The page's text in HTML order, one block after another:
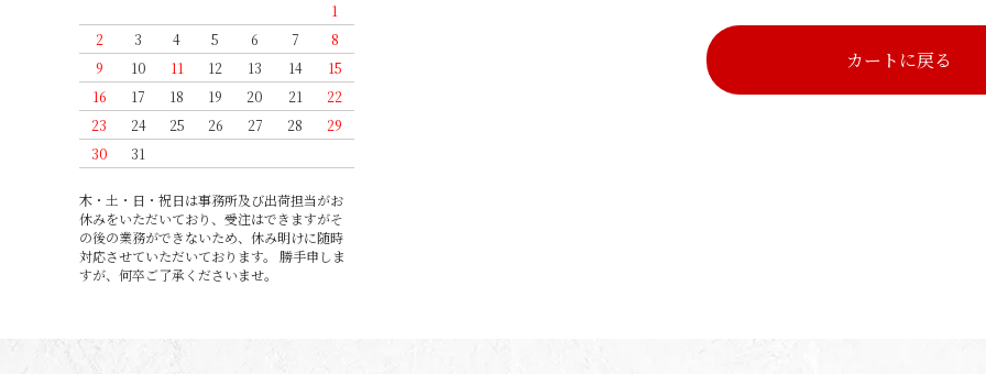
カートに戻る
1
2
3 4 5 6 7
8
9
10 11 12 13 14
15
16
17 18 19 20 21
22
23
24 25 26 27 28
29
30
31
木・土・日・祝日は事務所及び出荷担当がお
休みをいただいており、受注はできますがそ
の後の業務ができないため、休み明けに随時
対応させていただいております。 勝手申しま
すが、何卒ご了承くださいませ。